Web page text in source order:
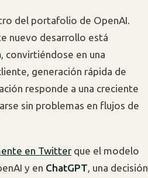
del portafolio de OpenAI.
nuevo desarrollo está
, convirtiéndose en una
generación rápida de
responde a una creciente
sin problemas en flujos de
en Twitter que el modelo
y en ChatGPT , una decisión